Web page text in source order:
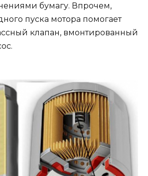
бумагу. Впрочем,
пуска мотора помогает
клапан, вмонтированный